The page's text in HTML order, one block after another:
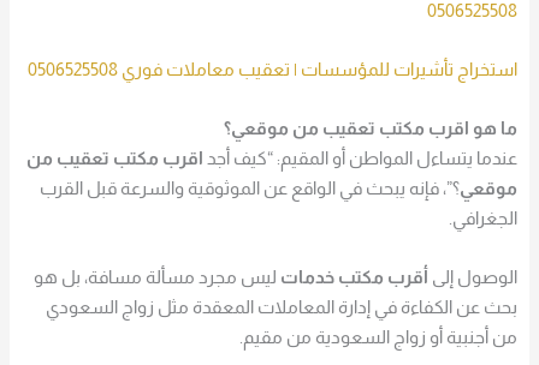
0506525508
استخراج تأشيرات للمؤسسات | تعقيب معاملات فوري 0506525508
ما هو اقرب مكتب تعقيب من موقعي؟
عندما يتساءل المواطن أو المقيم: “كيف أجد اقرب مكتب تعقيب من
موقعي؟”، فإنه يبحث في الواقع عن الموثوقية والسرعة قبل القرب
الجغرافي.
الوصول إلى أقرب مكتب خدمات ليس مجرد مسألة مسافة، بل هو
بحث عن الكفاءة في إدارة المعاملات المعقدة مثل زواج السعودي
من أجنبية أو زواج السعودية من مقيم.